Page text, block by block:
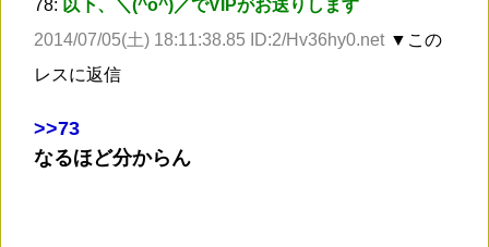
78: 以下、＼(^o^)／でVIPがお送りします
2014/07/05(土) 18:11:38.85 ID:2/Hv36hy0.net ▼この
レスに返信
>>73
なるほど分からん